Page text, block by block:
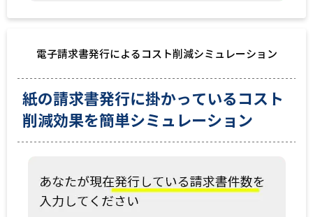
電子請求書発行によるコスト削減シミュレーション
紙の請求書発行に掛かっているコスト
削減効果を簡単シミュレーション